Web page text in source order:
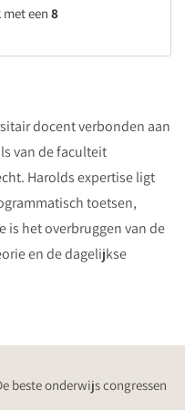
een 8
docent verbonden aan
van de faculteit
Harolds expertise ligt
toetsen,
is het overbruggen van de
en de dagelijkse
beste onderwijs congressen